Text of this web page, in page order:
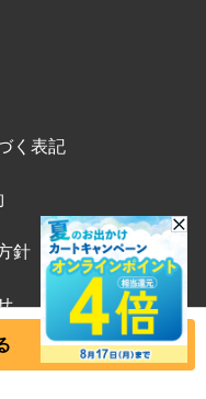
く表記
針